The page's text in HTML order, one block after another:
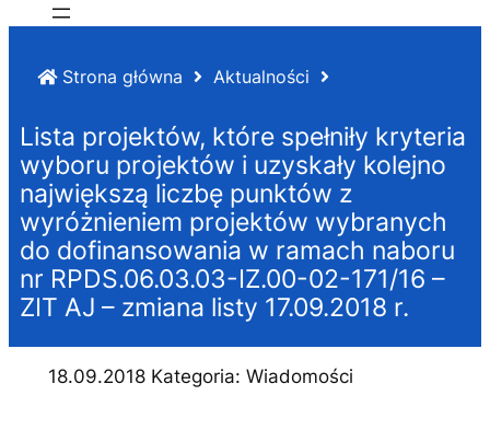
Strona główna Aktualności
Lista projektów, które spełniły kryteria
wyboru projektów i uzyskały kolejno
największą liczbę punktów z
wyróżnieniem projektów wybranych
do dofinansowania w ramach naboru
nr RPDS.06.03.03-IZ.00-02-171/16 –
ZIT AJ – zmiana listy 17.09.2018 r.
18.09.2018 Kategoria: Wiadomości